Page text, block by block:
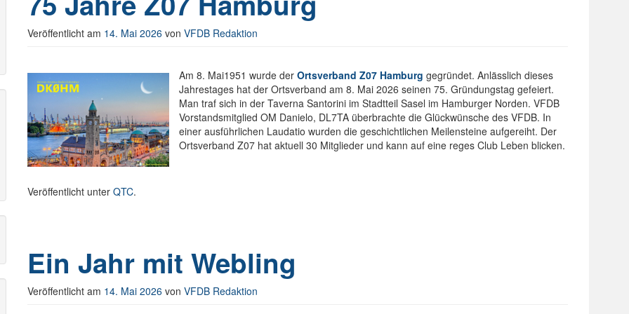
Veröffentlicht am 14. Mai 2026 von VFDB Redaktion
Am 8. Mai1951 wurde der Ortsverband Z07 Hamburg gegründet. Anlässlich dieses
Jahrestages hat der Ortsverband am 8. Mai 2026 seinen 75. Gründungstag gefeiert.
Man traf sich in der Taverna Santorini im Stadtteil Sasel im Hamburger Norden. VFDB
Vorstandsmitglied OM Danielo, DL7TA überbrachte die Glückwünsche des VFDB. In
einer ausführlichen Laudatio wurden die geschichtlichen Meilensteine aufgereiht. Der
Ortsverband Z07 hat aktuell 30 Mitglieder und kann auf eine reges Club Leben blicken.
Veröffentlicht unter QTC.
Ein Jahr mit Webling
Veröffentlicht am 14. Mai 2026 von VFDB Redaktion